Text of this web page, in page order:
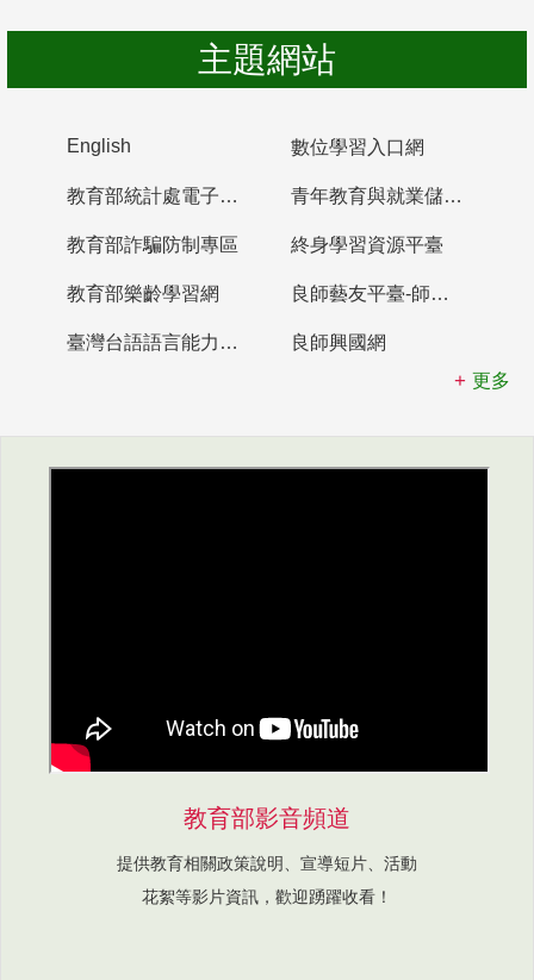
主題網站
English 數位學習入口網
教育部統計處電子書櫃 青年教育與就業儲蓄帳戶
教育部詐騙防制專區 終身學習資源平臺
教育部樂齡學習網 良師藝友平臺-師資培育整合平臺
臺灣台語語言能力認證網站
良師興國網
更多
教育部影音頻道
提供教育相關政策說明、宣導短片、活動
花絮等影片資訊，歡迎踴躍收看！